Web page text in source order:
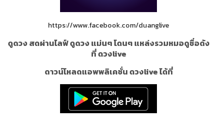
https://www.facebook.com/duanglive
ดูดวง สดผ่านไลฟ์ ดูดวง แม่นๆ โดนๆ แหล่งรวมหมอดูชื่อดัง
ที่ ดวงlive
ดาวน์โหลดแอพพลิเคชั่น ดวงlive ได้ที่